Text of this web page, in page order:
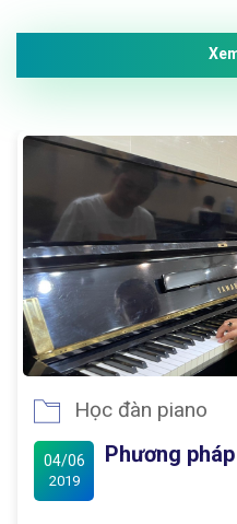
Học đàn piano
04/06
2019
Phương